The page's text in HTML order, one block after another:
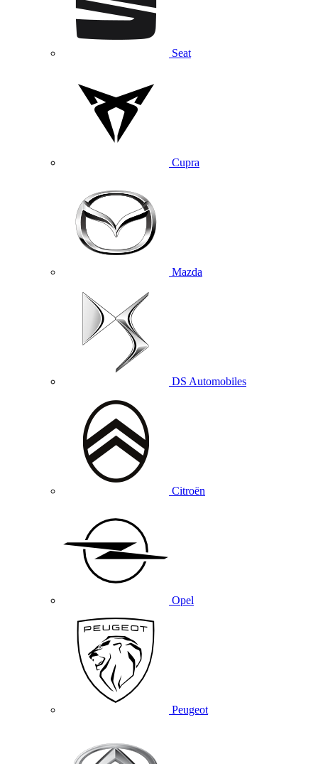
Seat
Cupra
Mazda
DS Automobiles
Citroën
Opel
Peugeot